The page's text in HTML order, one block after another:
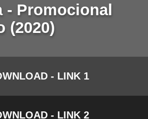
- Promocional
(2020)
- LINK 1
- LINK 2